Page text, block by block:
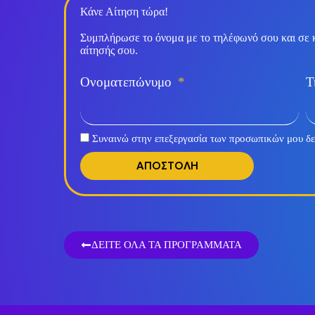
Κάνε Αίτηση τώρα!
Συμπλήρωσε το όνομα με το τηλέφωνό σου και σε
αίτησής σου.
Ονοματεπώνυμο
Συναινώ στην επεξεργασία των προσωπικών μου
ΑΠΟΣΤΟΛΗ
ΔΕΙΤΕ ΟΛΑ ΤΑ ΠΡΟΓΡΑΜΜΑΤΑ